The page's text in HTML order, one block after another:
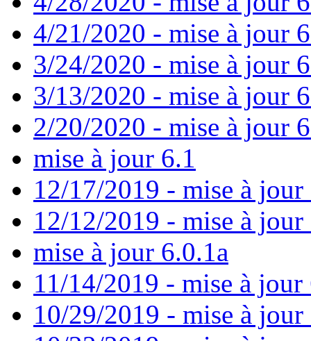
4/21/2020 - mise à jour
3/24/2020 - mise à jour
3/13/2020 - mise à jour
2/20/2020 - mise à jour
mise à jour 6.1
12/17/2019 - mise à jour
12/12/2019 - mise à jour
mise à jour 6.0.1a
11/14/2019 - mise à jour
10/29/2019 - mise à jour